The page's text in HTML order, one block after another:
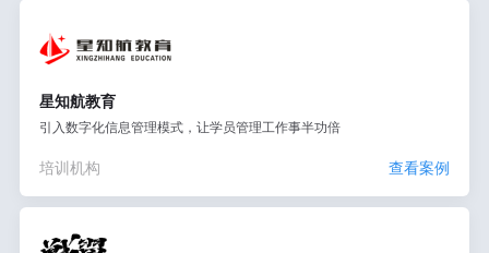
星知航教育
引入数字化信息管理模式，让学员管理工作事半功倍
培训机构 查看案例